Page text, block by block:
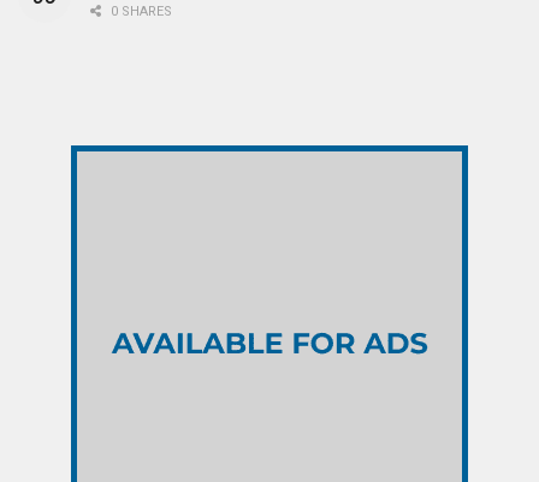
0 SHARES